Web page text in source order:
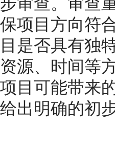
项目方向符
是否具有独
源、时间等
目可能带来
出明确的初